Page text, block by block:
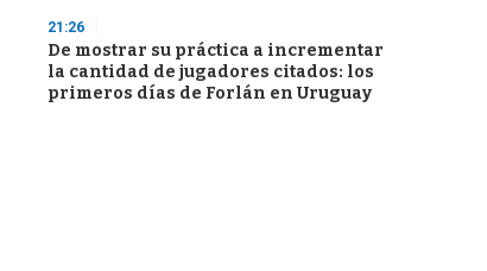
21:26
De mostrar su práctica a incrementar
la cantidad de jugadores citados: los
primeros días de Forlán en Uruguay